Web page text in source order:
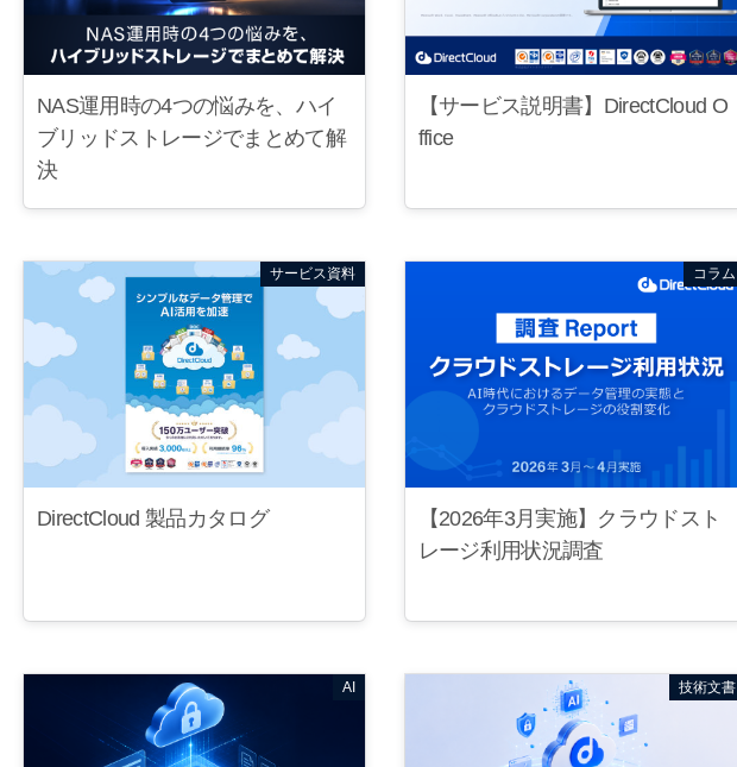
NAS運用時の4つの悩みを、ハイ
ブリッドストレージでまとめて解
決
【サービス説明書】DirectCloud O
ffice
サービス資料
DirectCloud 製品カタログ
コラム
【2026年3月実施】クラウドスト
レージ利用状況調査
AI 技術文書